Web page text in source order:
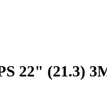
22" (21.3)